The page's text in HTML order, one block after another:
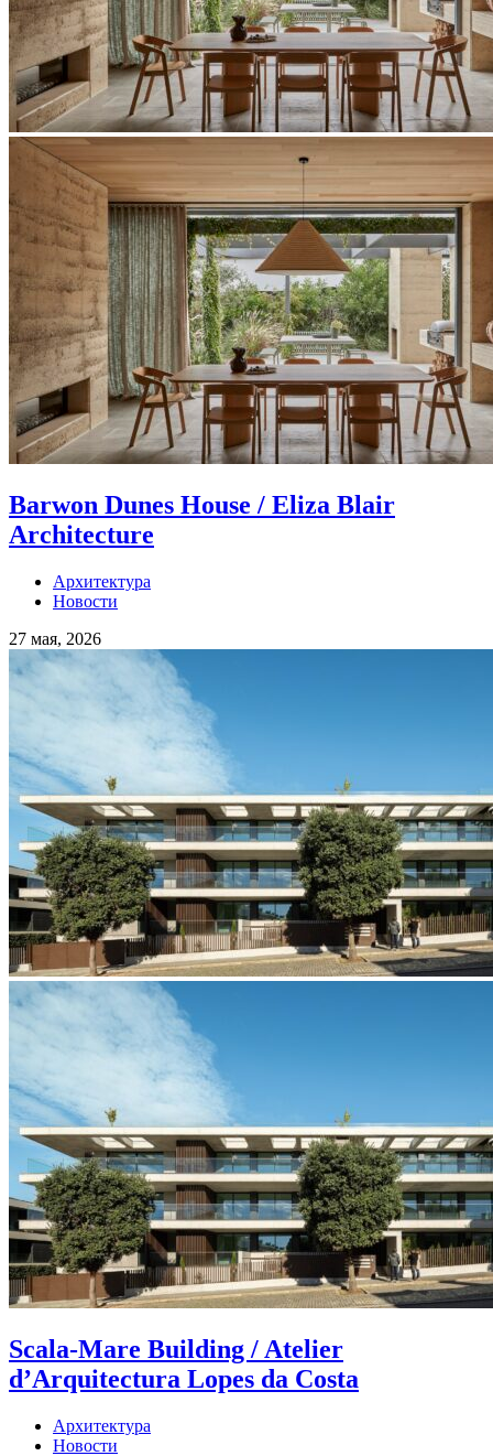
Barwon Dunes House / Eliza Blair
Architecture
Архитектура
Новости
27 мая, 2026
Scala-Mare Building / Atelier
d’Arquitectura Lopes da Costa
Архитектура
Новости